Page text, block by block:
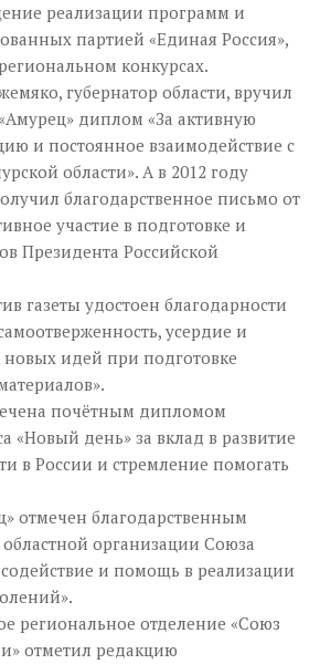
реализации программ и
партией «Единая Россия»,
конкурсах.
губернатор области, вручил
диплом «За активную
и постоянное взаимодействие с
области». А в 2012 году
благодарственное письмо от
участие в подготовке и
Президента Российской
газеты удостоен благодарности
усердие и
идей при подготовке
почётным дипломом
«Новый день» за вклад в развитие
в России и стремление помогать
отмечен благодарственным
организации Союза
и помощь в реализации
региональное отделение «Союз
отметил редакцию